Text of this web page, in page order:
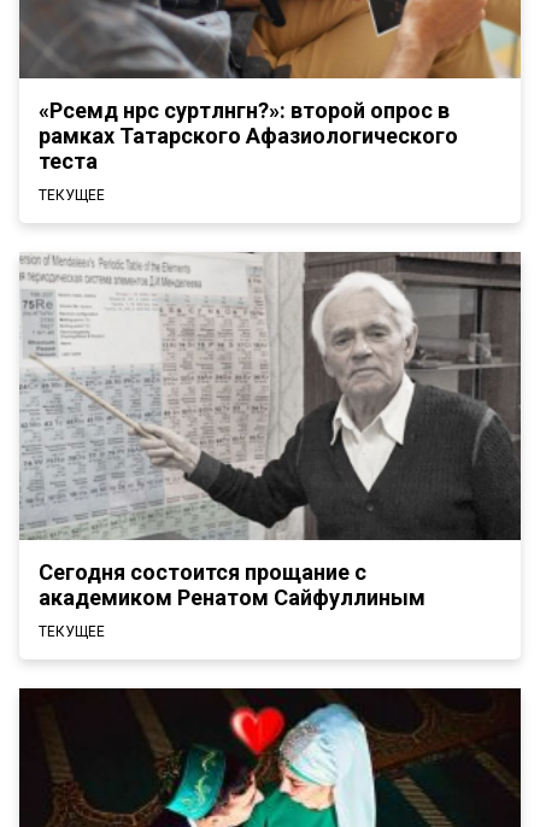
«Рәсемдә нәрсә сурәтләнгән?»: второй опрос в
рамках Татарского Афазиологического
теста
ТЕКУЩЕЕ
Сегодня состоится прощание с
академиком Ренатом Сайфуллиным
ТЕКУЩЕЕ